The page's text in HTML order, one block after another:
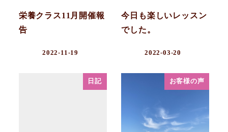
栄養クラス11月開催報
告
2022-11-19
今日も楽しいレッスン
でした。
2022-03-20
日記 お客様の声